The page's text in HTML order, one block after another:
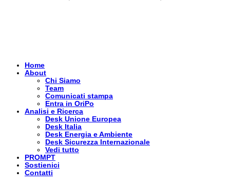
Home
About
Chi Siamo
Team
Comunicati stampa
Entra in OriPo
Analisi e Ricerca
Desk Unione Europea
Desk Italia
Desk Energia e Ambiente
Desk Sicurezza Internazionale
Vedi tutto
PROMPT
Sostienici
Contatti